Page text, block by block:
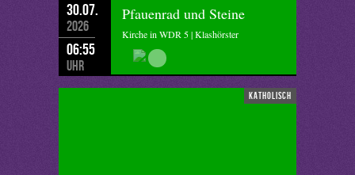
30.07.
2026
06:55
Uhr
Pfauenrad und Steine
Kirche in WDR 5 | Klashörster
katholisch